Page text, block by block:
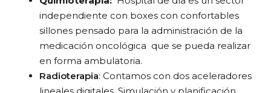
independiente con boxes con confortables
sillones pensado para la administración de la
medicación oncológica que se pueda realizar
en forma ambulatoria.
Radioterapia: Contamos con dos aceleradores